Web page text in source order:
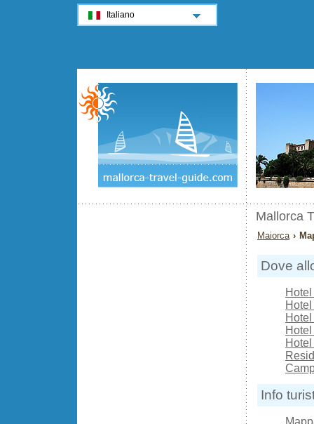
Mallorca
Maiorca ›
Dove
Info
Italiano